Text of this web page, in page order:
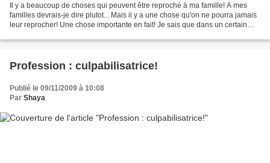
Il y a beaucoup de choses qui peuvent être reproché à ma famille! A mes
familles devrais-je dire plutot... Mais il y a une chose qu'on ne pourra jamais
leur reprocher! Une chose importante en fait! Je sais que dans un certain
Profession : culpabilisatrice!
Publié le 09/11/2009 à 10:08
Par Shaya